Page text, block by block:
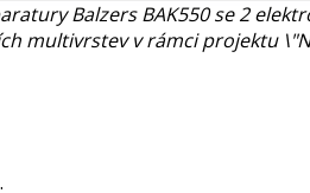
Balzers BAK550 se 2
multivrstev v rámci projektu